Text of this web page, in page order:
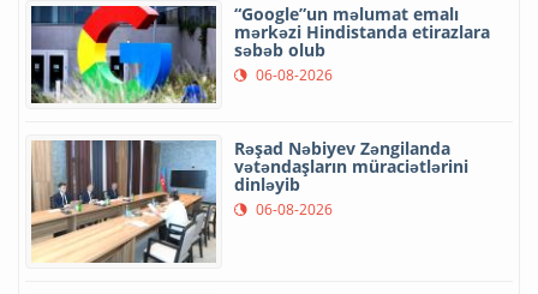
“Google”un məlumat emalı
mərkəzi Hindistanda etirazlara
səbəb olub
06-08-2026
Rəşad Nəbiyev Zəngilanda
vətəndaşların müraciətlərini
dinləyib
06-08-2026